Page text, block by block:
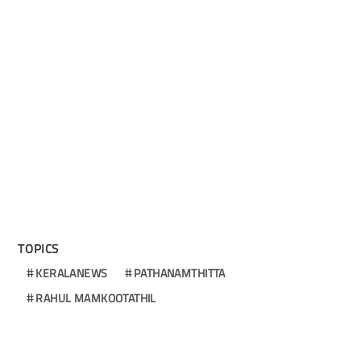
TOPICS
KERALANEWS
PATHANAMTHITTA
RAHUL MAMKOOTATHIL